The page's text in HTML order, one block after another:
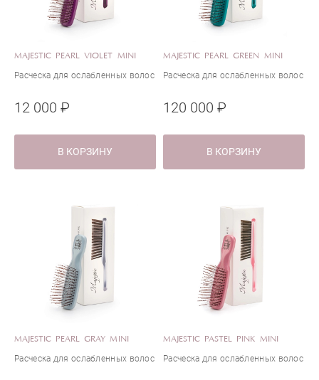
MAJESTIC PEARL VIOLET MINI
Расческа для ослабленных волос
12 000 ₽
В КОРЗИНУ
MAJESTIC PEARL GREEN MINI
Расческа для ослабленных волос
120 000 ₽
В КОРЗИНУ
MAJESTIC PEARL GRAY MINI
Расческа для ослабленных волос
MAJESTIC PASTEL PINK MINI
Расческа для ослабленных волос